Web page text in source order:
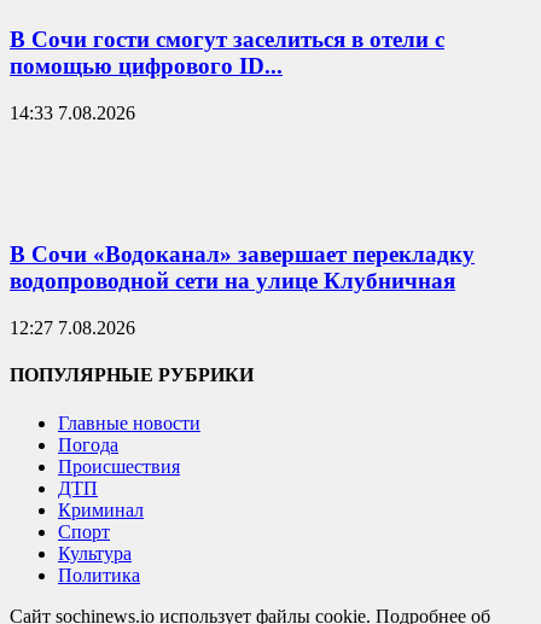
В Сочи гости смогут заселиться в отели с
помощью цифрового ID...
14:33 7.08.2026
В Сочи «Водоканал» завершает перекладку
водопроводной сети на улице Клубничная
12:27 7.08.2026
ПОПУЛЯРНЫЕ РУБРИКИ
Главные новости
Погода
Происшествия
ДТП
Криминал
Спорт
Культура
Политика
Сайт sochinews.io использует файлы cookie. Подробнее об